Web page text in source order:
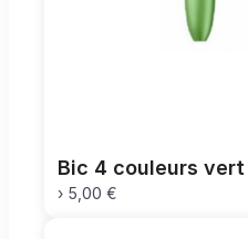
Bic 4 couleurs vert
› 5,00 €